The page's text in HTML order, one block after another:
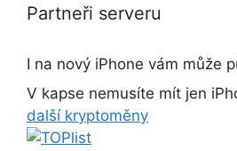
Partneři serveru
I na nový iPhone vám může
V kapse nemusíte mít jen
další kryptoměny